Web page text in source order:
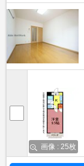
画像 : 25枚